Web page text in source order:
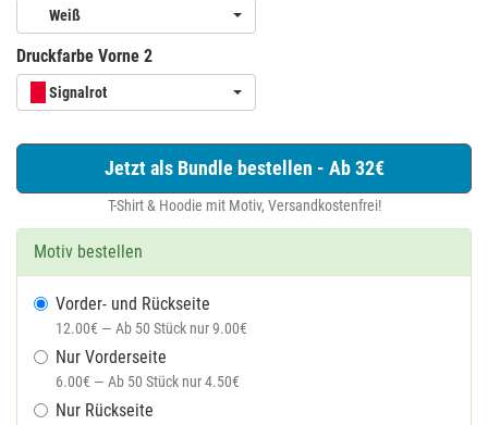
Weiß
Druckfarbe Vorne 2
Signalrot
Jetzt als Bundle bestellen - Ab 32€
T-Shirt & Hoodie mit Motiv, Versandkostenfrei!
Motiv bestellen
Vorder- und Rückseite
12.00€ — Ab 50 Stück nur 9.00€
Nur Vorderseite
6.00€ — Ab 50 Stück nur 4.50€
Nur Rückseite